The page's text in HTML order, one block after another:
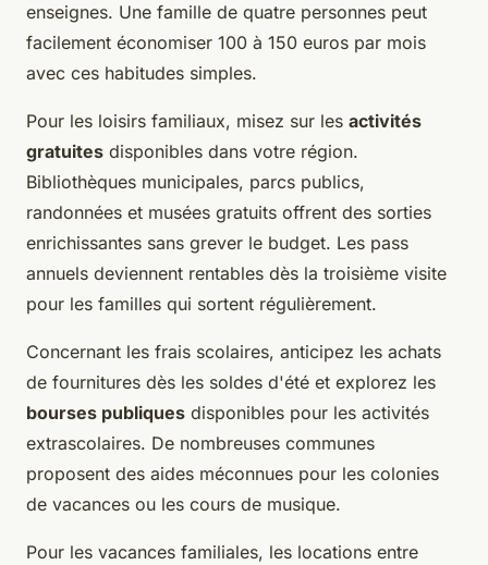
enseignes. Une famille de quatre personnes peut
facilement économiser 100 à 150 euros par mois
avec ces habitudes simples.
Pour les loisirs familiaux, misez sur les activités
gratuites disponibles dans votre région.
Bibliothèques municipales, parcs publics,
randonnées et musées gratuits offrent des sorties
enrichissantes sans grever le budget. Les pass
annuels deviennent rentables dès la troisième visite
pour les familles qui sortent régulièrement.
Concernant les frais scolaires, anticipez les achats
de fournitures dès les soldes d'été et explorez les
bourses publiques disponibles pour les activités
extrascolaires. De nombreuses communes
proposent des aides méconnues pour les colonies
de vacances ou les cours de musique.
Pour les vacances familiales, les locations entre